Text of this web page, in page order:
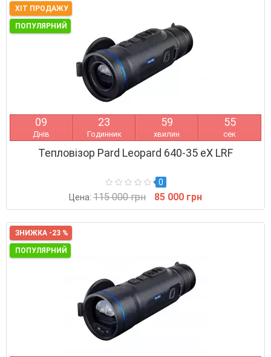
ХІТ ПРОДАЖУ
ПОПУЛЯРНИЙ
09
Днів
23
Годинник
59
хвилин
54
сек
Тепловізор Pard Leopard 640-35 eX LRF
0
Цена: 115 000 грн 85 000 грн
ЗНИЖКА -23 %
ПОПУЛЯРНИЙ